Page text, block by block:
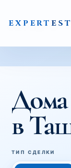
EXPERT
ДОМА, КОТТЕДЖИ И
Дома
в
ТИП СДЕЛКИ